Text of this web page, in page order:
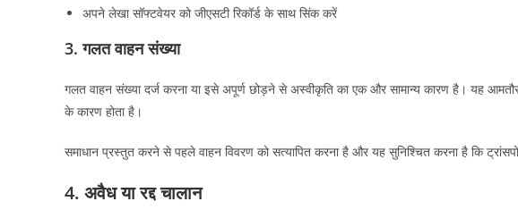
अपने लेखा सॉफ्टवेयर को जीएसटी रिकॉर्ड के साथ सिंक करें
3. गलत वाहन संख्या
गलत वाहन संख्या दर्ज करना या इसे अपूर्ण छोड़ने से अस्वीकृति का एक और सामान्य कारण है। यह
के कारण होता है।
समाधान प्रस्तुत करने से पहले वाहन विवरण को सत्यापित करना है और यह सुनिश्चित करना है कि
4. अवैध या रद्द चालान